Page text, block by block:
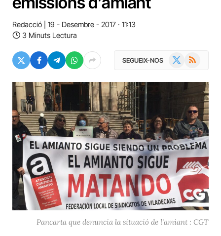
Redacció
19 - Desembre - 2017 · 11:13
3 Minuts Lectura
SEGUEIX-NOS RSS
Pancarta que denuncia la situació de l'amiant : CGT